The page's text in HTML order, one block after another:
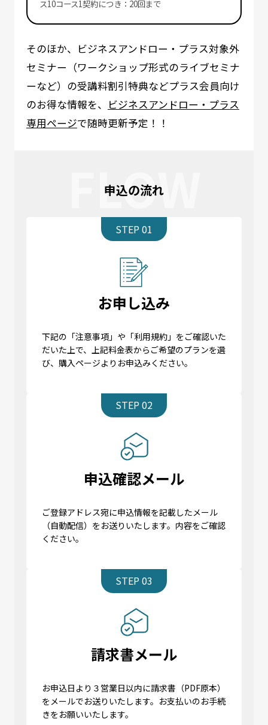
ス10コース1契約につき：20回まで
そのほか、ビジネスアンドロー・プラス対象外
セミナー（ワークショップ形式のライブセミナ
ーなど）の受講料割引特典などプラス会員向け
のお得な情報を、 ビジネスアンドロー・プラス
専用ページで随時更新予定！！
FLOW
申込の流れ
STEP 01
お申し込み
下記の「注意事項」や「利用規約」をご確認いた
だいた上で、上記料金表からご希望のプランを選
び、購入ページよりお申込みください。
STEP 02
申込確認メール
ご登録アドレス宛に申込情報を記載したメール
（自動配信）をお送りいたします。内容をご確認
ください。
STEP 03
請求書メール
お申込日より３営業日以内に請求書（PDF原本）
をメールでお送りいたします。お支払いのお手続
きをお願いいたします。